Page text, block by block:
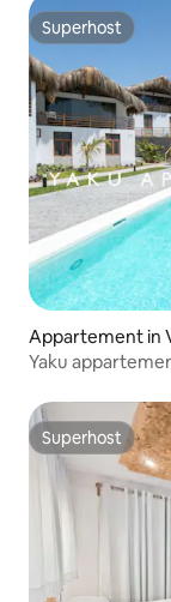
Superhost
Superhost
Appartement in
Yaku
Superhost
Superhost